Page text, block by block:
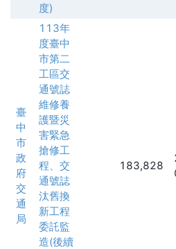
度)
臺
中
市
政
府
交
通
局
113年
度臺中
市第二
工區交
通號誌
維修養
護暨災
害緊急
搶修工
程、交
通號誌
汰舊換
新工程
委託監
造(後續
183,828